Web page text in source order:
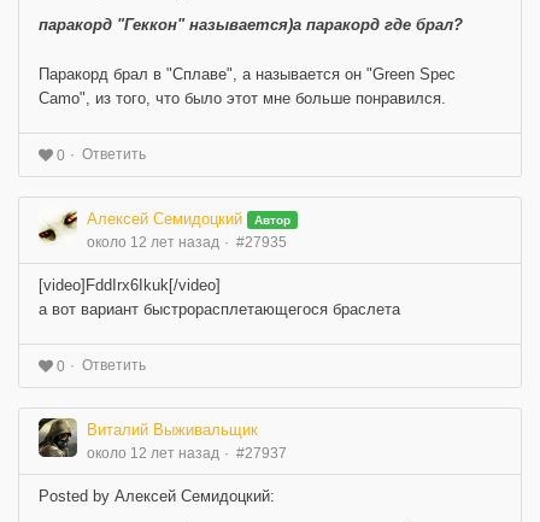
паракорд "Геккон" называется)а паракорд где брал?
Паракорд брал в "Сплаве", а называется он "Green Spec
Camo", из того, что было этот мне больше понравился.
0 Ответить
Алексей Семидоцкий Автор
около 12 лет назад #27935
[video]FddIrx6Ikuk[/video]
а вот вариант быстрорасплетающегося браслета
0 Ответить
Виталий Выживальщик
около 12 лет назад #27937
Posted by Алексей Семидоцкий: